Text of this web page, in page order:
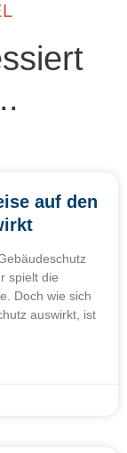
auf den
spielt die
Doch wie sich
auswirkt, ist